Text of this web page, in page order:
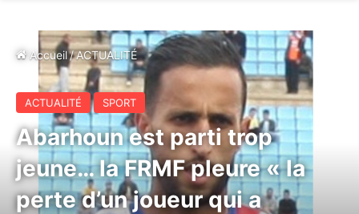
Accueil/ACTUALITÉ
ACTUALITÉ SPORT
Abarhoun est parti trop
jeune… la FRMF pleure « la
perte d’un joueur qui a